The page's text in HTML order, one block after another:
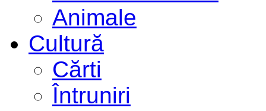
Animale
Cultură
Cărti
Întruniri